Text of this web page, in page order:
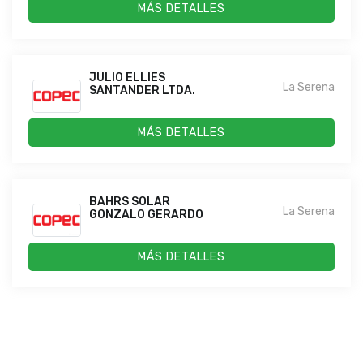
MÁS DETALLES
JULIO ELLIES
SANTANDER LTDA.
La Serena
MÁS DETALLES
BAHRS SOLAR
GONZALO GERARDO
La Serena
MÁS DETALLES